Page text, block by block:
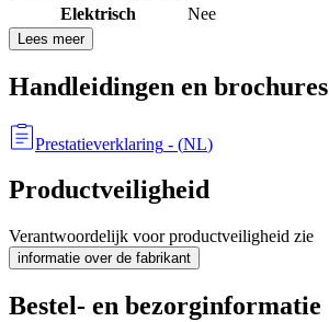
Elektrisch
Nee
Lees meer
Handleidingen en brochures
Prestatieverklaring - (NL)
Productveiligheid
Verantwoordelijk voor productveiligheid zie
informatie over de fabrikant
Bestel- en bezorginformatie